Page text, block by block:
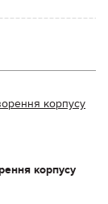
корпусу